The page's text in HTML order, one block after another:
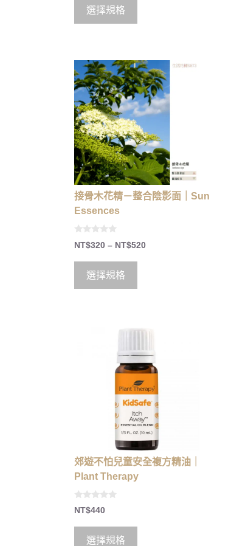
5
選擇規格
接骨木花精－整合陰影面｜Sun
Essences
0
o
t
5
NT$320 – NT$520
選擇規格
郊遊不怕兒童安全複方精油｜
Plant Therapy
0
oNT$440
選擇規格